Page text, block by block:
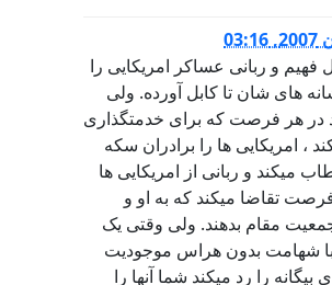
فهیم و ربانی عساکر امریکایی را
های شان تا کابل آورده. ولی
در هر فرصت که برای خدمتگذاری
، امریکایی ها را برادران سکه
میکند و ربانی از امریکایی ها
تقاضا میکند که به او و
مقام بدهند. ولی وقتی یک
شهامت بدون هراس موجودیت
بیگانه را رد میکند شما آنها را